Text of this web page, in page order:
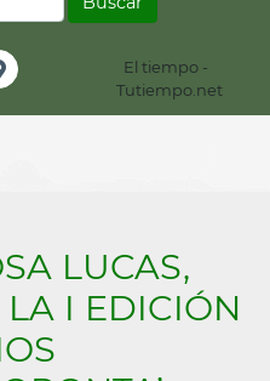
El tiempo -
Tutiempo.net
LUCAS,
I EDICIÓN